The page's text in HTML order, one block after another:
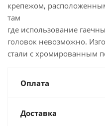
крепежом,
там
где использование
головок невозможно.
стали с хромированным
Оплата
Доставка